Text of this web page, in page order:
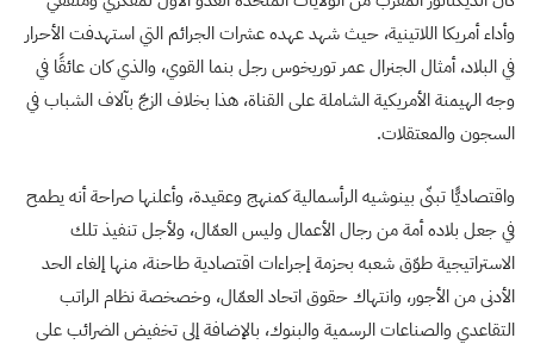
وأداء أمريكا اللاتينية، حيث شهد عهده عشرات الجرائم التي استهدفت الأحرار
في البلاد، أمثال الجنرال عمر توريخوس رجل بنما القوي، والذي كان عائقًا في
وجه الهيمنة الأمريكية الشاملة على القناة، هذا بخلاف الزجّ بآلاف الشباب في
السجون والمعتقلات.
واقتصاديًّا تبنّى بينوشيه الرأسمالية كمنهج وعقيدة، وأعلنها صراحة أنه يطمح
في جعل بلاده أمة من رجال الأعمال وليس العمّال، ولأجل تنفيذ تلك
الاستراتيجية طوّق شعبه بحزمة إجراءات اقتصادية طاحنة، منها إلغاء الحد
الأدنى من الأجور، وانتهاك حقوق اتحاد العمّال، وخصخصة نظام الراتب
التقاعدي والصناعات الرسمية والبنوك، بالإضافة إلى تخفيض الضرائب على